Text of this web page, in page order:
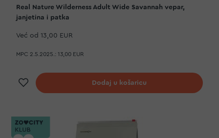
Real Nature Wilderness Adult Wide Savannah vepar,
janjetina i patka
Već od 13,00 EUR
MPC 2.5.2025.: 13,00 EUR
Dodaj na listu želja
Dodaj u košaricu